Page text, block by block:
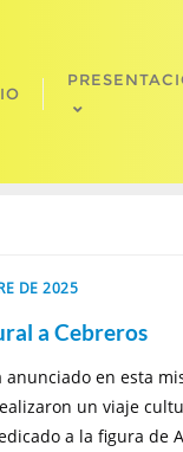
DE 2025
a Cebreros
anunciado en esta
un viaje
a la figura de